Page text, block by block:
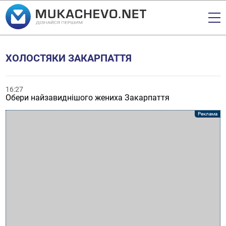
ХОЛОСТЯКИ ЗАКАРПАТТЯ
16:27
Обери найзавиднішого жениха Закарпаття